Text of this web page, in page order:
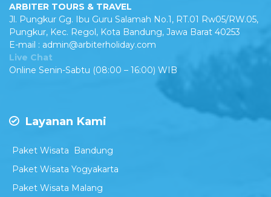
ARBITER TOURS & TRAVEL
Jl. Pungkur Gg. Ibu Guru Salamah No.1, RT.01 Rw05/RW.05,
Pungkur, Kec. Regol, Kota Bandung, Jawa Barat 40253
E-mail : admin@arbiterholiday.com
Live Chat
Online Senin-Sabtu (08:00 – 16:00) WIB
Layanan Kami
Paket Wisata Bandung
Paket Wisata Yogyakarta
Paket Wisata Malang